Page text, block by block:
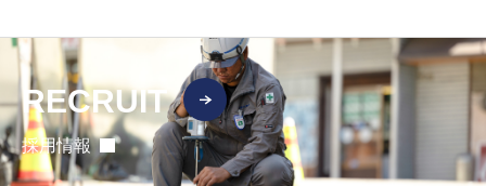
RECRUIT
採用情報